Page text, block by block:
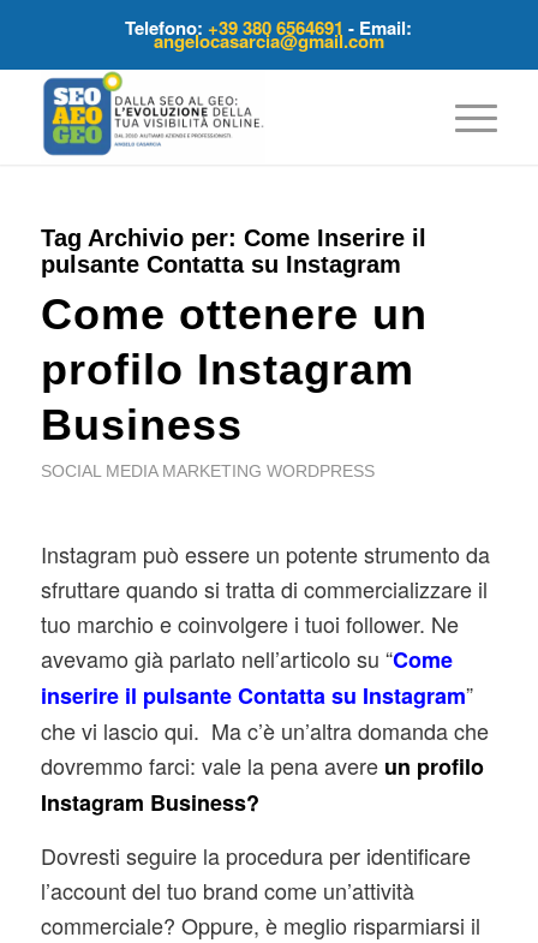
Telefono:+39 380 6564691 - Email:
angelocasarcia@gmail.com
Tag Archivio per: Come Inserire il
pulsante Contatta su Instagram
Come ottenere un
profilo Instagram
Business
SOCIAL MEDIA MARKETING WORDPRESS
Instagram può essere un potente strumento da
sfruttare quando si tratta di commercializzare il
tuo marchio e coinvolgere i tuoi follower. Ne
avevamo già parlato nell’articolo su “Come
inserire il pulsante Contatta su Instagram”
che vi lascio qui. Ma c’è un’altra domanda che
dovremmo farci: vale la pena avere un profilo
Instagram Business?
Dovresti seguire la procedura per identificare
l’account del tuo brand come un’attività
commerciale? Oppure, è meglio risparmiarsi il